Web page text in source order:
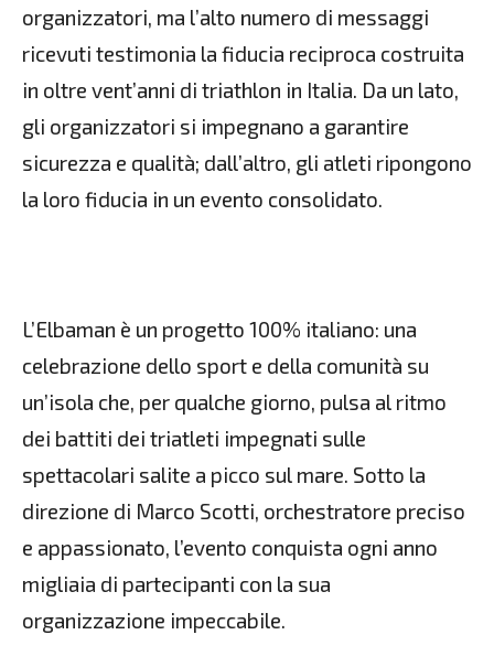
organizzatori, ma l’alto numero di messaggi
ricevuti testimonia la fiducia reciproca costruita
in oltre vent’anni di triathlon in Italia. Da un lato,
gli organizzatori si impegnano a garantire
sicurezza e qualità; dall’altro, gli atleti ripongono
la loro fiducia in un evento consolidato.
L’Elbaman è un progetto 100% italiano: una
celebrazione dello sport e della comunità su
un’isola che, per qualche giorno, pulsa al ritmo
dei battiti dei triatleti impegnati sulle
spettacolari salite a picco sul mare. Sotto la
direzione di Marco Scotti, orchestratore preciso
e appassionato, l’evento conquista ogni anno
migliaia di partecipanti con la sua
organizzazione impeccabile.